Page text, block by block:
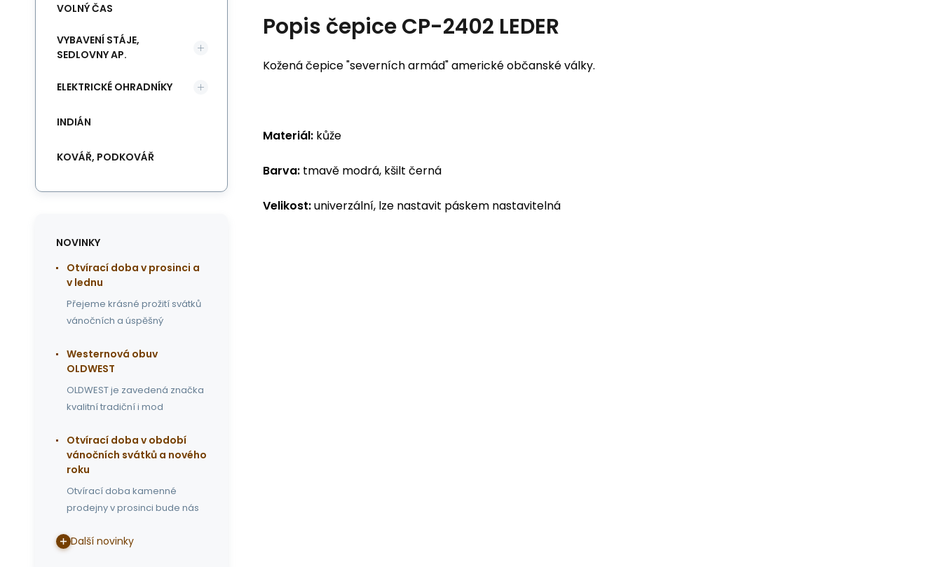
Popis čepice CP-2402 LEDER
Kožená čepice "severních armád" americké občanské války.
Materiál: kůže
Barva: tmavě modrá, kšilt černá
Velikost:univerzální, lze nastavit páskem nastavitelná
VOLNÝ ČAS
VYBAVENÍ STÁJE,
SEDLOVNY AP.
ELEKTRICKÉ OHRADNÍKY
INDIÁN
KOVÁŘ, PODKOVÁŘ
NOVINKY
Otvírací doba v prosinci a
v lednu
Přejeme krásné prožití svátků
vánočních a úspěšný
Westernová obuv
OLDWEST
OLDWEST je zavedená značka
kvalitní tradiční i mod
Otvírací doba v období
vánočních svátků a nového
roku
Otvírací doba kamenné
prodejny v prosinci bude nás
Další novinky